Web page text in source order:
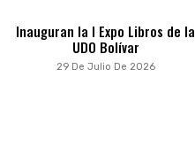
Inauguran la I Expo Libros de la
UDO Bolívar
29 De Julio De 2026